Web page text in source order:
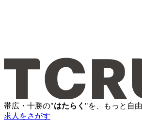
帯広・十勝の"はたらく "を、もっと自由
求人をさがす